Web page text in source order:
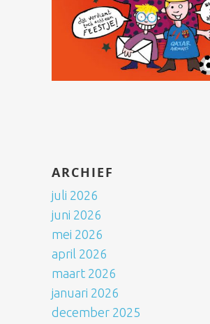
ARCHIEF
juli 2026
juni 2026
mei 2026
april 2026
maart 2026
januari 2026
december 2025